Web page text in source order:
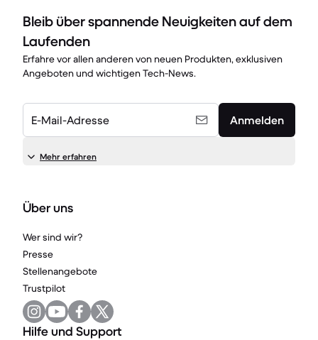
Bleib über spannende Neuigkeiten auf dem
Laufenden
Erfahre vor allen anderen von neuen Produkten, exklusiven
Angeboten und wichtigen Tech-News.
E-Mail-Adresse Anmelden
Mehr erfahren
Über uns
Wer sind wir?
Presse
Stellenangebote
Trustpilot
Hilfe und Support